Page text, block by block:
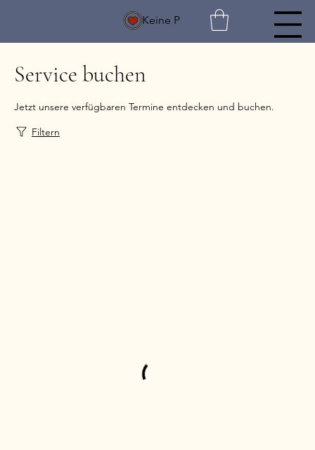
Keine P
Service buchen
Jetzt unsere verfügbaren Termine entdecken und buchen.
Filtern